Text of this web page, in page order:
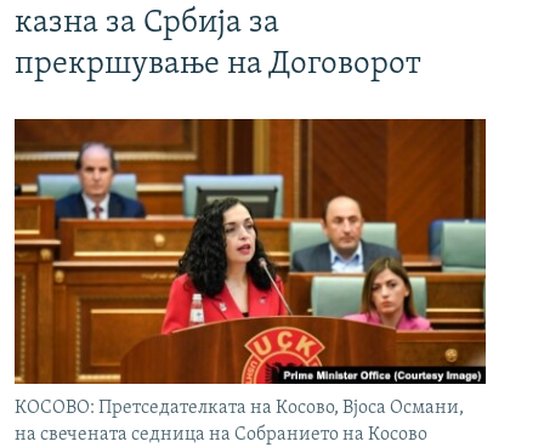
навигација
на
ШТО ТРЕБА ДА ЗНАЕТЕ
ПРИЈАВИ СЕ ЗА ЊУЗЛЕТЕР
ПОДКАСТ ЗОШТО?
СЛЕДЕТЕ НЕ
РСЕ веб страници
казна за Србија за
прекршување на Договорот
КОСОВО: Претседателката на Косово, Вјоса Османи,
на свечената седница на Собранието на Косово